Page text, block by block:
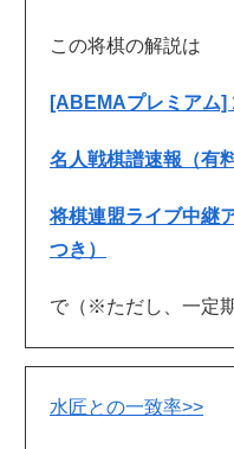
この将棋の解説は
[ABEMAプレミアム]
名人戦棋譜速報（有
将棋連盟ライブ中継
つき）
で（※ただし、一定期
水匠との一致率>>